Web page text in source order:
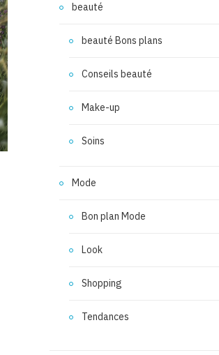
beauté
beauté Bons plans
Conseils beauté
Make-up
Soins
Mode
Bon plan Mode
Look
Shopping
Tendances